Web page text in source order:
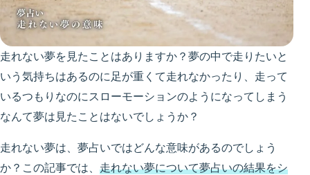
走れない夢を見たことはありますか？夢の中で走りたいと
いう気持ちはあるのに足が重くて走れなかったり、走って
いるつもりなのにスローモーションのようになってしまう
なんて夢は見たことはないでしょうか？
走れない夢は、夢占いではどんな意味があるのでしょう
か？この記事では、 走れない夢について夢占いの結果をシ